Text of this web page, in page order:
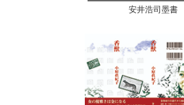
安井浩司墨書